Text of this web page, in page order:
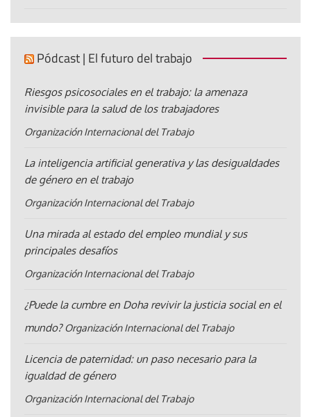
Pódcast | El futuro del trabajo
Riesgos psicosociales en el trabajo: la amenaza
invisible para la salud de los trabajadores
Organización Internacional del Trabajo
La inteligencia artificial generativa y las desigualdades
de género en el trabajo
Organización Internacional del Trabajo
Una mirada al estado del empleo mundial y sus
principales desafíos
Organización Internacional del Trabajo
¿Puede la cumbre en Doha revivir la justicia social en el
mundo? Organización Internacional del Trabajo
Licencia de paternidad: un paso necesario para la
igualdad de género
Organización Internacional del Trabajo